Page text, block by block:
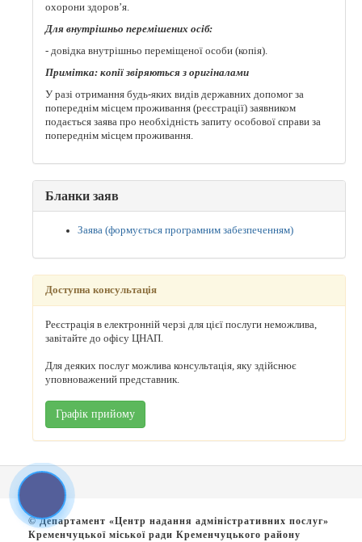
охорони здоров’я.
Для внутрішньо перемішених осіб:
- довідка внутрiшньо перемiщеної особи (копія).
Примітка: копії звіряються з оригіналами
У разі отримання будь-яких видів державних допомог за
попереднім місцем проживання (реєстрації) заявником
подається заява про необхідність запиту особової справи за
попереднім місцем проживання.
Бланки заяв
Заява (формується програмним забезпеченням)
Доступна консультація
Реєстрація в електронній черзі для цієї послуги неможлива,
завітайте до офісу ЦНАП.
Для деяких послуг можлива консультація, яку здійснює
уповноважений представник.
Графік прийому
© Департамент «Центр надання адміністративних послуг»
Кременчуцької міської ради Кременчуцького району